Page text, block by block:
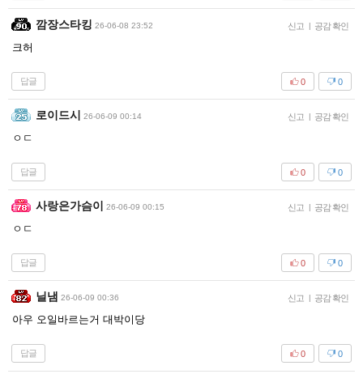
깜장스타킹 26-06-08 23:52 신고 | 공감 확인
크허
답글 0
0
로이드시 26-06-09 00:14 신고 | 공감 확인
ㅇㄷ
답글 0
0
사랑은가슴이 26-06-09 00:15 신고 | 공감 확인
ㅇㄷ
답글 0
0
닐냄 26-06-09 00:36 신고 | 공감 확인
아우 오일바르는거 대박이당
답글 0
0